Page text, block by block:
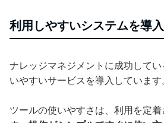
利用しやすいシステムを導
ナレッジマネジメントに成功して
いやすいサービスを導入しています
ツールの使いやすさは、利用を定